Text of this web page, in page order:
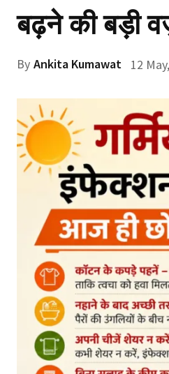
बढ़ने की बड़ी
By Ankita Kumawat 12